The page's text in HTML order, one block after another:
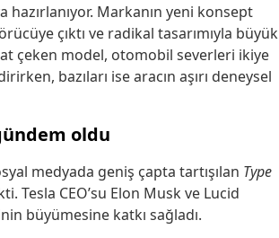
Markanın yeni konsept
çıktı ve radikal tasarımıyla büyük
çeken model, otomobil severleri ikiye
bazıları ise aracın aşırı deneysel
oldu
medyada geniş çapta tartışılan Type
CEO’su Elon Musk ve Lucid
büyümesine katkı sağladı.